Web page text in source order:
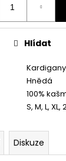
Kardigany
Hnědá
100%
S, M, L, XL,
Hlídat
Diskuze